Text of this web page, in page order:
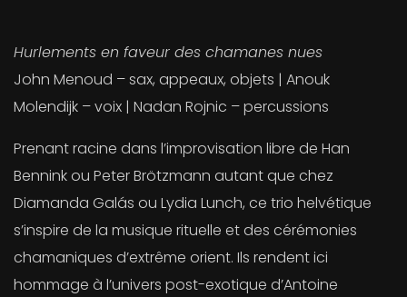
Hurlements en faveur des chamanes nues
John Menoud – sax, appeaux, objets | Anouk
Molendijk – voix | Nadan Rojnic – percussions
Prenant racine dans l’improvisation libre de Han
Bennink ou Peter Brötzmann autant que chez
Diamanda Galás ou Lydia Lunch, ce trio helvétique
s’inspire de la musique rituelle et des cérémonies
chamaniques d’extrême orient. Ils rendent ici
hommage à l’univers post-exotique d’Antoine